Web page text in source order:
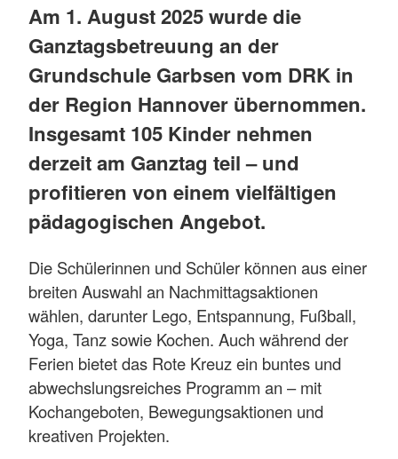
Am 1. August 2025 wurde die
Ganztagsbetreuung an der
Grundschule Garbsen vom DRK in
der Region Hannover übernommen.
Insgesamt 105 Kinder nehmen
derzeit am Ganztag teil – und
profitieren von einem vielfältigen
pädagogischen Angebot.
Die Schülerinnen und Schüler können aus einer
breiten Auswahl an Nachmittagsaktionen
wählen, darunter Lego, Entspannung, Fußball,
Yoga, Tanz sowie Kochen. Auch während der
Ferien bietet das Rote Kreuz ein buntes und
abwechslungsreiches Programm an – mit
Kochangeboten, Bewegungsaktionen und
kreativen Projekten.